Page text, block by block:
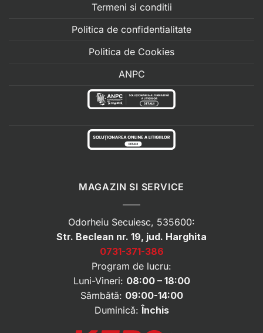
Termeni si conditii
Politica de confidentialitate
Politica de Cookies
ANPC
MAGAZIN SI SERVICE
Odorheiu Secuiesc, 535600:
Str. Beclean nr. 19, jud. Harghita
0731-371-386
Program de lucru:
Luni-Vineri: 08:00 – 18:00
Sâmbătă: 09:00-14:00
Duminică:Închis